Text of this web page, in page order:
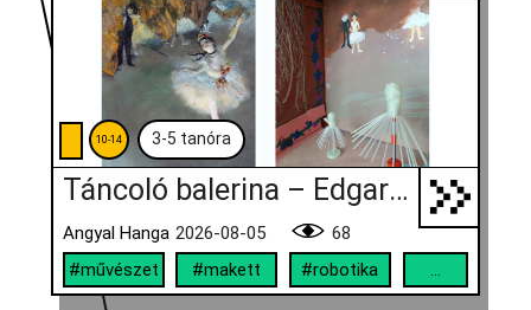
10-14 3-5 tanóra
Táncoló balerina – Edgar Degas műve nyomán
Angyal Hanga 2026-08-05
68
#művészet
#makett #robotika ...